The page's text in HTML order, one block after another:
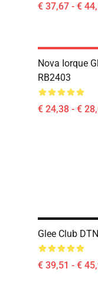
€ 37,67 - €
Nova Iorque
RB2403
€ 24,38 - €
Glee Club
€ 39,51 - €